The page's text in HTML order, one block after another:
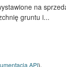
na
gruntu i...
API).